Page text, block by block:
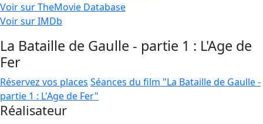
Voir sur TheMovie Database
Voir sur IMDb
La Bataille de Gaulle - partie 1 : L'Age de
Fer
Réservez vos places Séances du film "La Bataille de Gaulle -
partie 1 : L'Age de Fer"
Réalisateur